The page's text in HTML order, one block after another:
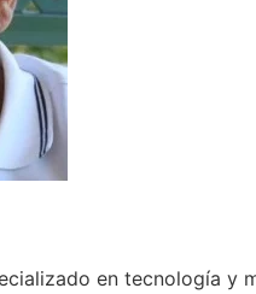
en tecnología y